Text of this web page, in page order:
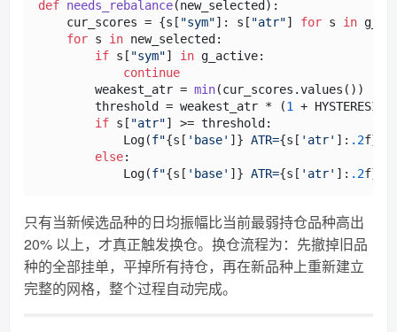
def needs_rebalance(new_selected ):
    cur_scores = {s[
"sym"]: s[ "atr"] for s in
for s in new_selected:
if s[ "sym"] in g_active:
continue
        weakest_atr =
min(cur_scores.values())
        threshold = weakest_atr * (
1
+
if s[ "atr"] >= threshold:
            Log(
f"{s[ 'base' ]} ATR={s[ 'atr' ]: .2f}
else:
            Log(
f"{s[ 'base' ]} ATR={s[ 'atr' ]: .2f}
只有当新候选品种的日均振幅比当前最弱持仓品种高出
20% 以上，才真正触发换仓。换仓流程为：先撤掉旧品
种的全部挂单，平掉所有持仓，再在新品种上重新建立
完整的网格，整个过程自动完成。